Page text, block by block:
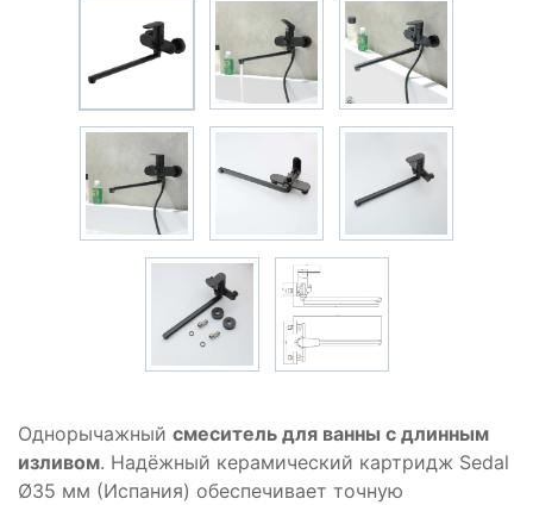
Однорычажный смеситель для ванны с длинным
изливом. Надёжный керамический картридж Sedal
Ø35 мм (Испания) обеспечивает точную